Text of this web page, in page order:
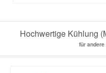
Hochwertige Kühlung
für